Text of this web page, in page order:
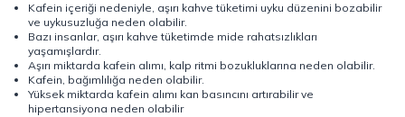
Kafein içeriği nedeniyle, aşırı kahve tüketimi uyku düzenini bozabilir
ve uykusuzluğa neden olabilir.
Bazı insanlar, aşırı kahve tüketimde mide rahatsızlıkları
yaşamışlardır.
Aşırı miktarda kafein alımı, kalp ritmi bozukluklarına neden olabilir.
Kafein, bağımlılığa neden olabilir.
Yüksek miktarda kafein alımı kan basıncını artırabilir ve
hipertansiyona neden olabilir